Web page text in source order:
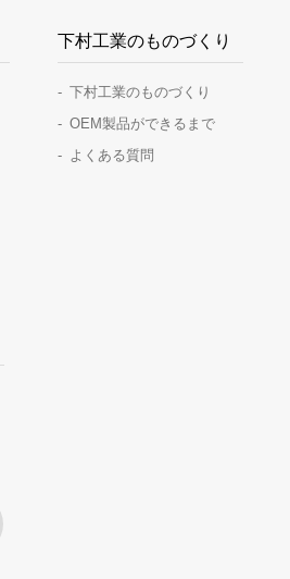
下村工業のものづくり
下村工業のものづくり
OEM製品ができるまで
よくある質問